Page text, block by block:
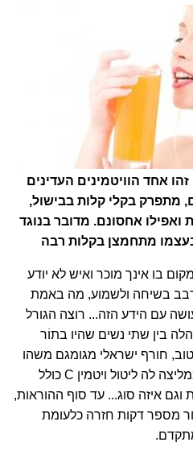
אחד הוויטמינים העדינים
מתפרק בקלי קלות בבישול,
ואפילו אחסונם. מדובר בנוגד
מתחמצן בקלות רבה
בו אינך מוכר ואיש לא יודע
בשיחה ולשמוע, מה באמת
עם הידע הזה... רוצה הגורל
בין שתי נשים שהיו בתוֹר
חורף ישראלי מגומגם משהו
– אתם יודעים) והשנייה ישר ממליצה לה ליטול ויטמין C כולל
איזה סוג... עד סוף ההוראות,
מספר דקות חזרה כלעומת